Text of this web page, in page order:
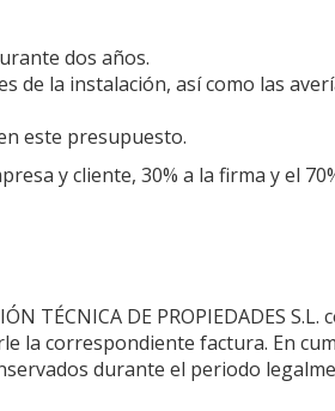
dos años.
de la instalación, así como las
este presupuesto.
y cliente, 30% a la firma y el
DE PROPIEDADES S.L.
la correspondiente factura. En
durante el periodo